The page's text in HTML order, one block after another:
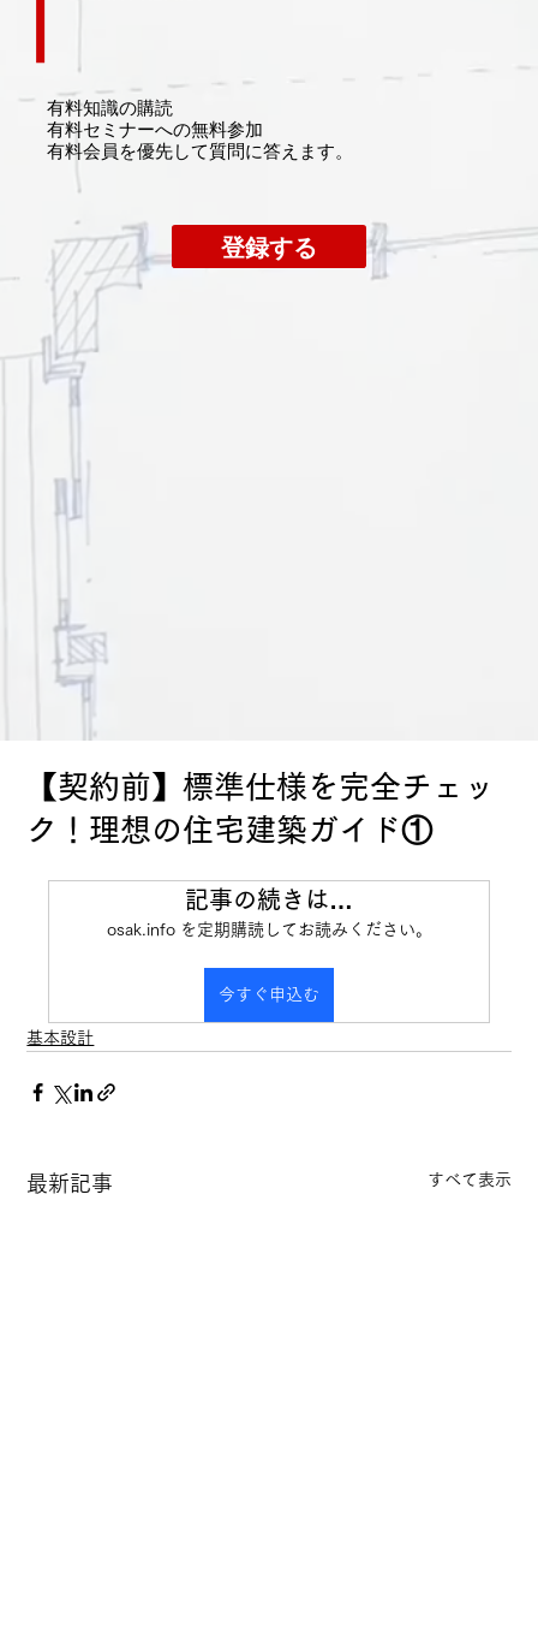
【契約前】標準仕様を完全チェッ
ク！理想の住宅建築ガイド①
記事の続きは…
osak.info を定期購読してお読みください。
今すぐ申込む
基本設計
最新記事 すべて表示
有料知識の購読
​有料セミナーへの無料参加
​有料会員を優先して質問に答えます。
登録する